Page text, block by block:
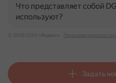
Что представляет собой
используют?
© 2026 ООО «Яндекс» Пользовательское
Задать